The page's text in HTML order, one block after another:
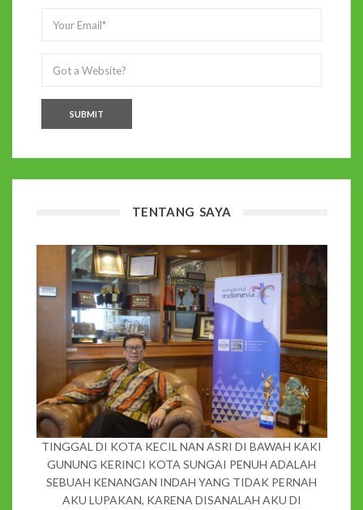
TENTANG SAYA
TINGGAL DI KOTA KECIL NAN ASRI DI BAWAH KAKI
GUNUNG KERINCI KOTA SUNGAI PENUH ADALAH
SEBUAH KENANGAN INDAH YANG TIDAK PERNAH
AKU LUPAKAN, KARENA DISANALAH AKU DI